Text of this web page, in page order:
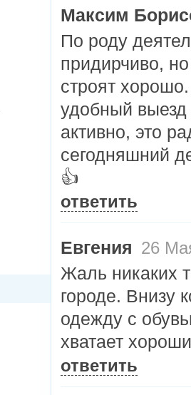
Максим
По роду
придирчиво,
строят
удобный выезд
активно, это
сегодняшний
👍
ответить
Евгения 26
Жаль никаких
городе. Внизу
одежду с
хватает
ответить